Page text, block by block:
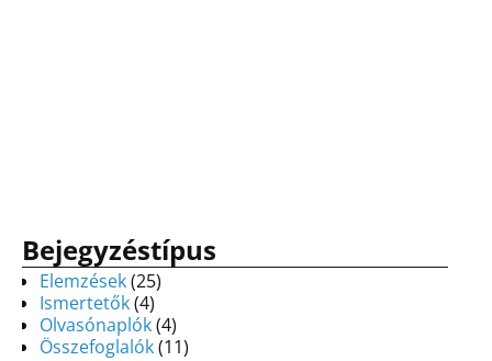
Bejegyzéstípus
Elemzések(25)
Ismertetők(4)
Olvasónaplók(4)
Összefoglalók(11)